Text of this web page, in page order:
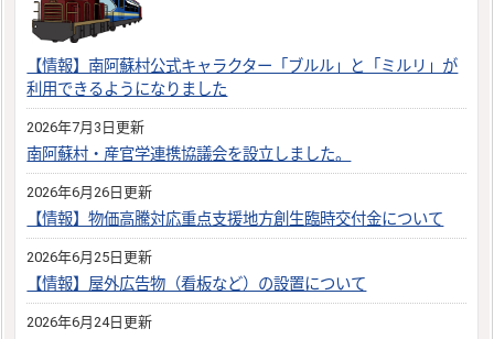
【情報】南阿蘇村公式キャラクター「ブルル」と「ミルリ」が
利用できるようになりました
2026年7月3日更新
南阿蘇村・産官学連携協議会を設立しました。
2026年6月26日更新
【情報】物価高騰対応重点支援地方創生臨時交付金について
2026年6月25日更新
【情報】屋外広告物（看板など）の設置について
2026年6月24日更新